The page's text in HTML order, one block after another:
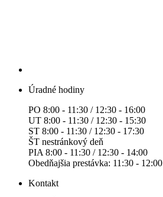
Úradné hodiny
PO 8:00 - 11:30 / 12:30 - 16:00
UT 8:00 - 11:30 / 12:30 - 15:30
ST 8:00 - 11:30 / 12:30 - 17:30
ŠT nestránkový deň
PIA 8:00 - 11:30 / 12:30 - 14:00
Obedňajšia prestávka: 11:30 - 12:00
Kontakt